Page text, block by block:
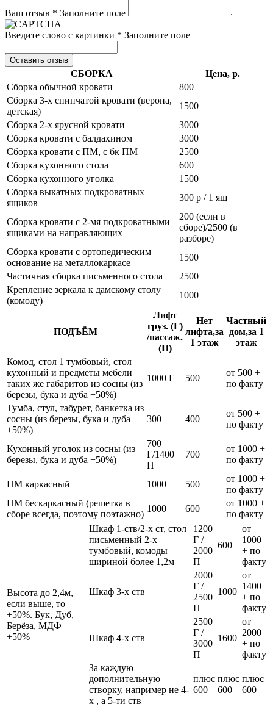
Ваш отзыв * Заполните поле
Введите слово с картинки * Заполните поле
Оставить отзыв
СБОРКА
Цена, р.
Сборка обычной кровати
800
Сборка 3-х спинчатой кровати (верона,
детская)
1500
Сборка 2-х ярусной кровати
3000
Сборка кровати с балдахином
3000
Сборка кровати с ПМ, с бк ПМ
2500
Сборка кухонного стола
600
Сборка кухонного уголка
1500
Сборка выкатных подкроватных
ящиков
300 р / 1 ящ
Сборка кровати с 2-мя подкроватными
ящиками на направляющих
200 (если в
сборе)/2500 (в
разборе)
Сборка кровати с ортопедическим
основание на металлокаркасе
1500
Частичная сборка письменного стола
2500
Крепление зеркала к дамскому столу
(комоду)
1000
ПОДЪЁМ
Лифт
груз. (Г)
/пассаж.
(П)
Нет
лифта,за
1 этаж
Частный
дом,за 1
этаж
Комод, стол 1 тумбовый, стол
кухонный и предметы мебели
таких же габаритов из сосны (из
березы, бука и дуба +50%)
1000 Г 500
от 500 +
по факту
Тумба, стул, табурет, банкетка из
сосны (из березы, бука и дуба
+50%)
300 400
от 500 +
по факту
Кухонный уголок из сосны (из
березы, бука и дуба +50%)
700
Г/1400
П
700
от 1000 +
по факту
ПМ каркасный 1000 500
от 1000 +
по факту
ПМ бескаркасный (решетка в
сборе всегда, поэтому поэтажно)
1000 600
от 1000 +
по факту
Высота до 2,4м,
если выше, то
+50%. Бук, Дуб,
Берёза, МДФ
+50%
Шкаф 1-ств/2-х ст, стол
письменный 2-х
тумбовый, комоды
шириной более 1,2м
1200
Г /
2000
П
600
от
1000
+ по
факту
Шкаф 3-х ств
2000
Г /
2500
П
1000
от
1400
+ по
факту
Шкаф 4-х ств
2500
Г /
3000
П
1600
от
2000
+ по
факту
За каждую
дополнительную
створку, например не 4-
х , а 5-ти ств
плюс
600
плюс
600
плюс
600